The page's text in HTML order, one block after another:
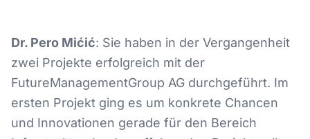
Dr. Pero Mićić: Sie haben in der Vergangenheit
zwei Projekte erfolgreich mit der
FutureManagementGroup AG durchgeführt. Im
ersten Projekt ging es um konkrete Chancen
und Innovationen gerade für den Bereich